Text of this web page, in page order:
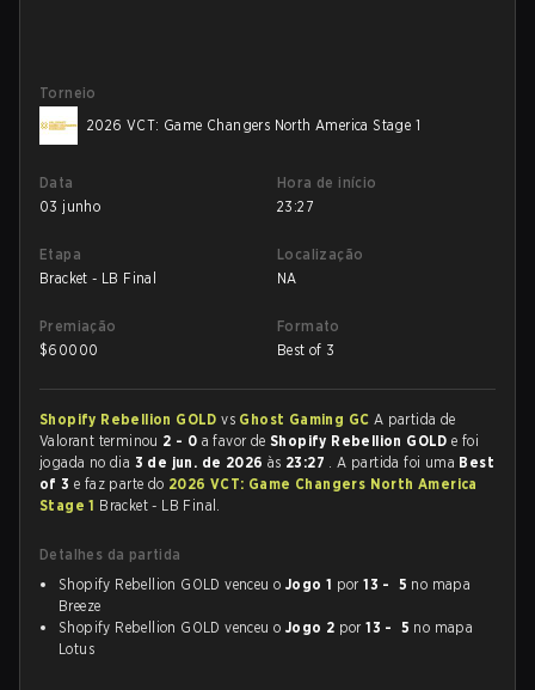
Torneio
2026 VCT: Game Changers North America Stage 1
Data
03 junho
Hora de início
23:27
Etapa
Bracket - LB Final
Localização
NA
Premiação
$60000
Formato
Best of 3
Shopify Rebellion GOLDvs Ghost Gaming GC A partida de
Valorant terminou 2 - 0 a favor deShopify Rebellion GOLDe foi
jogada no dia 3 de jun. de 2026 às 23:27 . A partida foi uma Best
of 3 e faz parte do 2026 VCT: Game Changers North America
Stage 1 Bracket - LB Final.
Detalhes da partida
Shopify Rebellion GOLD venceu o Jogo 1 por13 - 5 no mapa
Breeze
Shopify Rebellion GOLD venceu o Jogo 2 por13 - 5 no mapa
Lotus